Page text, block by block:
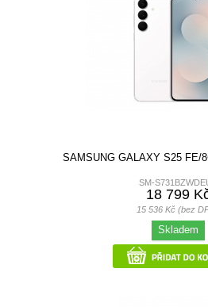
SAMSUNG GALAXY S25 FE/
SM-
18 799
15 536 Kč (bez
Skladem